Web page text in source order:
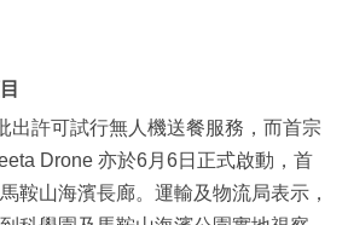
出許可試行無人機送餐服務，而首宗
Drone 亦於6月6日正式啟動，首
鞍山海濱長廊。運輸及物流局表示，